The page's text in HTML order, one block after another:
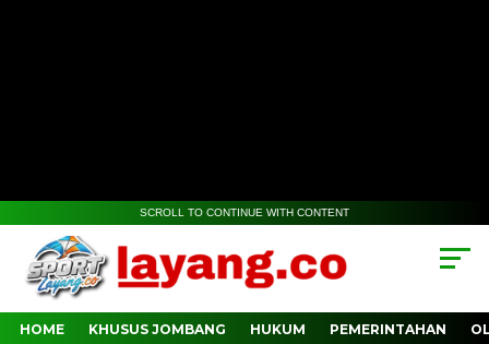
SCROLL TO CONTINUE WITH CONTENT
HOME KHUSUS JOMBANG HUKUM PEMERINTAHAN